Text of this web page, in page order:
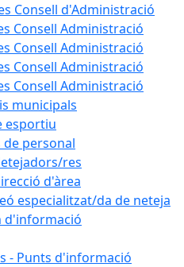
Consell d'Administració
Consell Administració
Consell Administració
Consell Administració
Consell Administració
municipals
esportiu
de personal
res
d'àrea
especialitzat/da de neteja
d'informació
- Punts d'informació